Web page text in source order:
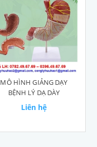
MÔ HÌNH GIẢNG DẠY
BỆNH LÝ DẠ DÀY
Liên hệ